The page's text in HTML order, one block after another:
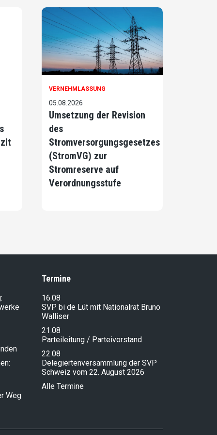
VERNEHMLASSUNG
05.08.2026
Umsetzung der Revision
des
Stromversorgungsgesetzes
(StromVG) zur
Stromreserve auf
Verordnungsstufe
Weg
Termine
16.08
SVP bi de Lüt mit Nationalrat Bruno
Walliser
21.08
Parteileitung / Parteivorstand
22.08
Delegiertenversammlung der SVP
Schweiz vom 22. August 2026
Alle Termine